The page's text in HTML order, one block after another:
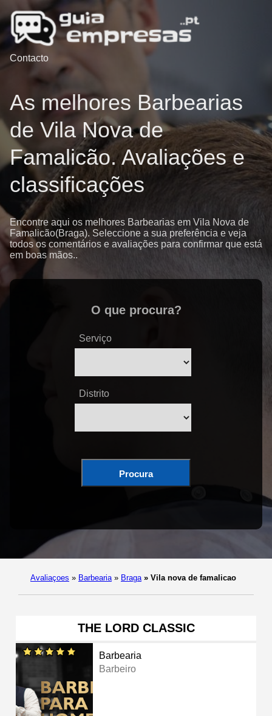
Contacto
As melhores Barbearias
de Vila Nova de
Famalicão. Avaliações e
classificações
Encontre aqui os melhores Barbearias em Vila Nova de
Famalicão(Braga). Seleccione a sua preferência e veja
todos os comentários e avaliações para confirmar que está
em boas mãos..
O que procura?
Serviço
Distrito
Procura
Avaliaçoes » Barbearia » Braga » Vila nova de famalicao
THE LORD CLASSIC
Barbearia
Barbeiro